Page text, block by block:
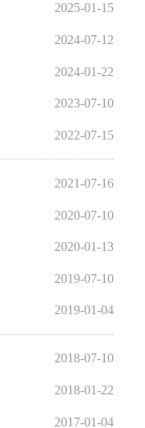
2025-01-15
2024-07-12
2024-01-22
2023-07-10
2022-07-15
2021-07-16
2020-07-10
2020-01-13
2019-07-10
2019-01-04
2018-07-10
2018-01-22
2017-01-04